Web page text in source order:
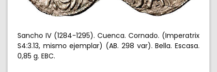
Sancho IV (1284-1295). Cuenca. Cornado. (Imperatrix
S4:3.13, mismo ejemplar) (AB. 298 var). Bella. Escasa.
0,85 g. EBC.